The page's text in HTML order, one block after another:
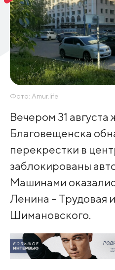
Фото: Amur.life
Вечером 31 августа
Благовещенска
перекрестки в
заблокированы
Машинами
Ленина – Трудовая
Шимановского.